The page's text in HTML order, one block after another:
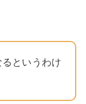
というわけ